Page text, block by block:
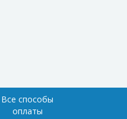
Все способы
оплаты